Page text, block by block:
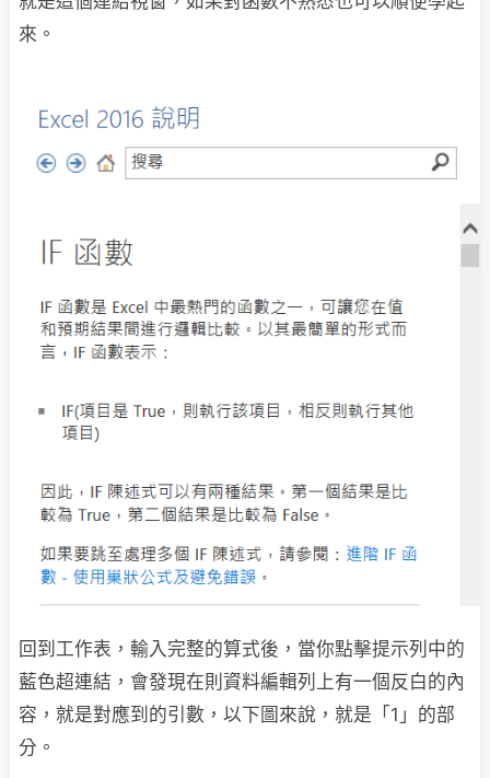
來。
回到工作表，輸入完整的算式後，當你點擊提示列中的
藍色超連結，會發現在則資料編輯列上有一個反白的內
容，就是對應到的引數，以下圖來說，就是「1」的部
分。